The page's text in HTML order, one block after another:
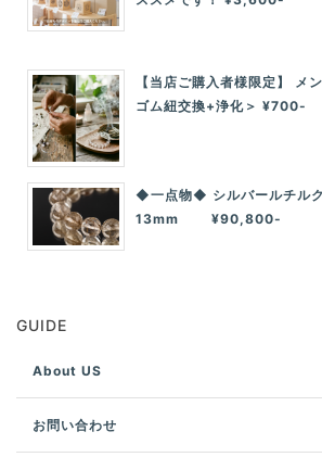
【当店ご購入者様限定】 メ
ゴム紐交換+浄化＞ ¥700-
◆一点物◆ シルバールチル
13mm ¥90,800-
GUIDE
About US
お問い合わせ